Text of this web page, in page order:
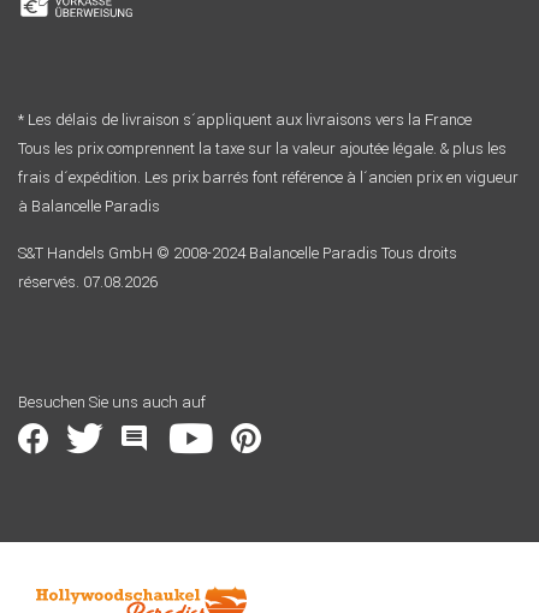
* Les délais de livraison s´appliquent aux livraisons vers la France
Tous les prix comprennent la taxe sur la valeur ajoutée légale. & plus les
frais d´expédition. Les prix barrés font référence à l´ancien prix en vigueur
à Balancelle Paradis
S&T Handels GmbH © 2008-2024 Balancelle Paradis Tous droits
réservés. 07.08.2026
Besuchen Sie uns auch auf